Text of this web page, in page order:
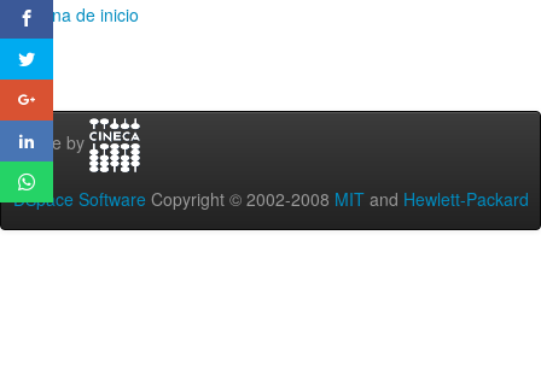
Página de inicio
Theme by
DSpace Software Copyright © 2002-2008 MIT and Hewlett-Packard